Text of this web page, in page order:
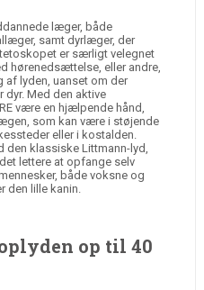
læger, både
samt dyrlæger, der
er særligt velegnet
hørenedsættelse, eller andre,
lyden, uanset om der
dyr. Med den aktive
være en hjælpende hånd,
som kan være i støjende
eller i kostalden.
den klassiske Littmann-lyd,
lettere at opfange selv
både voksne og
den lille kanin.
op til 40